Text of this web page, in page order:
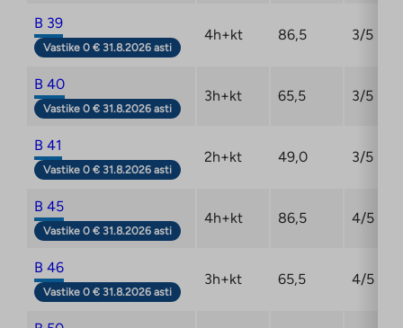
B 39
Vastike 0 € 31.8.2026 asti
4h+kt 86,5 3/5
B 40
Vastike 0 € 31.8.2026 asti
3h+kt 65,5 3/5
B 41
Vastike 0 € 31.8.2026 asti
2h+kt 49,0 3/5
B 45
Vastike 0 € 31.8.2026 asti
4h+kt 86,5 4/5
B 46
Vastike 0 € 31.8.2026 asti
3h+kt 65,5 4/5